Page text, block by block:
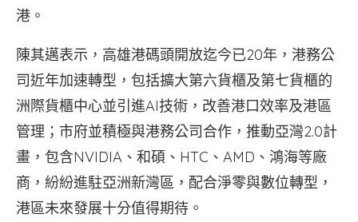
港。
陳其邁表示，高雄港碼頭開放迄今已20年，港務公
司近年加速轉型，包括擴大第六貨櫃及第七貨櫃的
洲際貨櫃中心並引進AI技術，改善港口效率及港區
管理；市府並積極與港務公司合作，推動亞灣2.0計
畫，包含NVIDIA、和碩、HTC、AMD、鴻海等廠
商，紛紛進駐亞洲新灣區，配合淨零與數位轉型，
港區未來發展十分值得期待。